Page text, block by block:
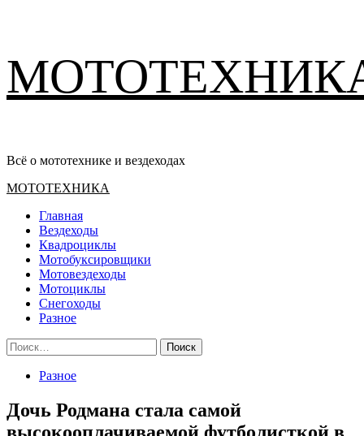
содержимому
Всё о мототехнике и вездеходах
Основное
МОТОТЕХНИКА
Главная
Вездеходы
Квадроциклы
Мотобуксировщики
Мотовездеходы
Мотоциклы
Снегоходы
Разное
Найти:
Разное
Дочь Родмана стала самой